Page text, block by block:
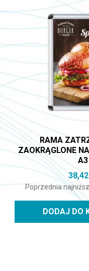
RAMA
ZAOKRĄGLONE
A3
38,42
Poprzednia
DODAJ DO